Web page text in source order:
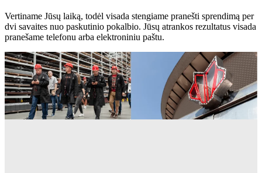
Vertiname Jūsų laiką, todėl visada stengiame pranešti sprendimą per
dvi savaites nuo paskutinio pokalbio. Jūsų atrankos rezultatus visada
pranešame telefonu arba elektroniniu paštu.